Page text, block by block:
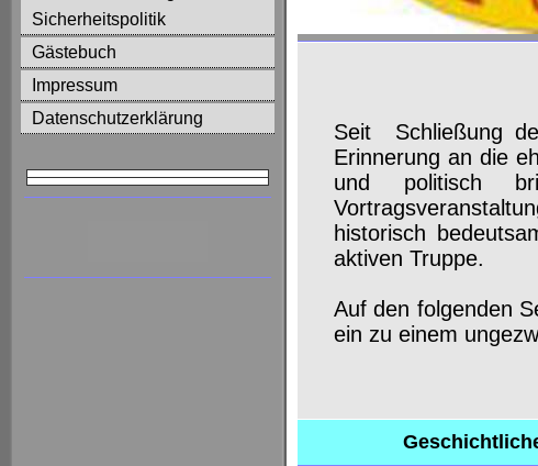
Sicherheitspolitik
Gästebuch
Impressum
Datenschutzerklärung
Seit Schließung
Erinnerung an die
und politisch
historisch
aktiven Truppe.
Auf den folgenden
ein zu einem